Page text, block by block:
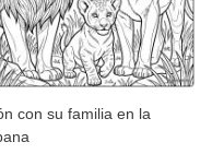
con su familia en la